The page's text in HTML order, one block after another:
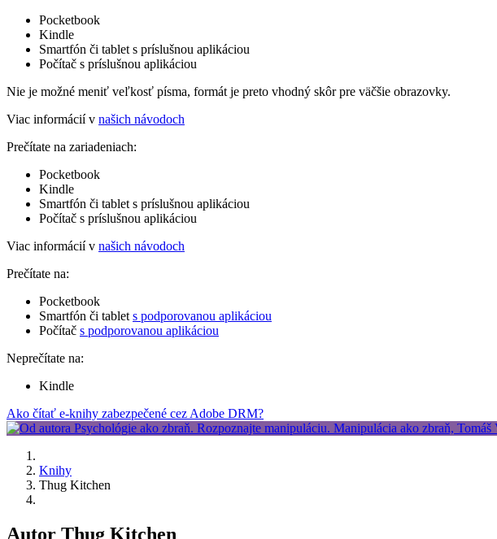
Pocketbook
Kindle
Smartfón či tablet s príslušnou aplikáciou
Počítač s príslušnou aplikáciou
Nie je možné meniť veľkosť písma, formát je preto vhodný skôr pre väčšie obrazovky.
Viac informácií v našich návodoch
Prečítate na zariadeniach:
Pocketbook
Kindle
Smartfón či tablet s príslušnou aplikáciou
Počítač s príslušnou aplikáciou
Viac informácií v našich návodoch
Prečítate na:
Pocketbook
Smartfón či tablet s podporovanou aplikáciou
Počítač s podporovanou aplikáciou
Neprečítate na:
Kindle
Ako čítať e-knihy zabezpečené cez Adobe DRM?
Knihy
Thug Kitchen
Autor Thug Kitchen